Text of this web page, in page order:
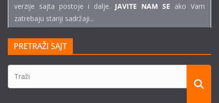
verzije sajta postoje i dalje. JAVITE NAM SE ako Vam
zatrebaju stariji sadržaji...
PRETRAŽI SAJT